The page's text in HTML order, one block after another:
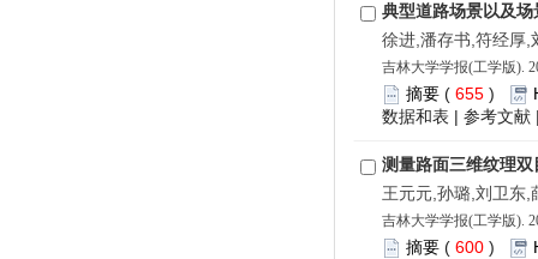
典型道路场景以及
徐进,潘存书,符经厚,
吉林大学学报(工学版).
摘要 ( 655 )
数据和表 | 参考文献
测量路面三维纹理
王元元,孙璐,刘卫东,
吉林大学学报(工学版).
摘要 ( 600 )